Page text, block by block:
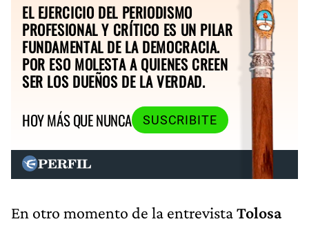
EL EJERCICIO DEL PERIODISMO
PROFESIONAL Y CRÍTICO ES UN PILAR
FUNDAMENTAL DE LA DEMOCRACIA.
POR ESO MOLESTA A QUIENES CREEN
SER LOS DUEÑOS DE LA VERDAD.
HOY MÁS QUE NUNCA
SUSCRIBITE
En otro momento de la entrevistaTolosa